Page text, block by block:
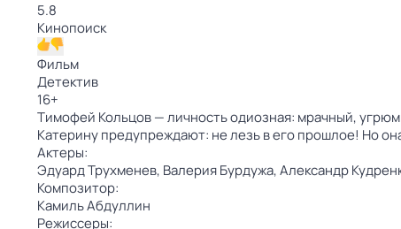
5.8
Кинопоиск
Фильм
Детектив
16+
Тимофей Кольцов — личность одиозная: мрачный,
Катерину предупреждают: не лезь в его прошлое! Но
Актеры:
Эдуард Трухменев, Валерия Бурдужа,Александр
Композитор:
Камиль Абдуллин
Режиссеры: